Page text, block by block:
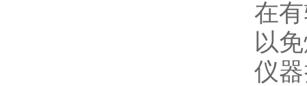
在
以
仪